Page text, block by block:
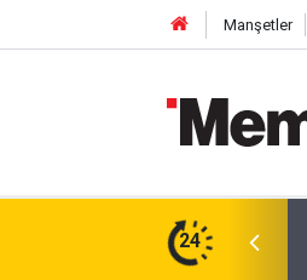
Manşetler
24
Tedbiren Durduruldu!